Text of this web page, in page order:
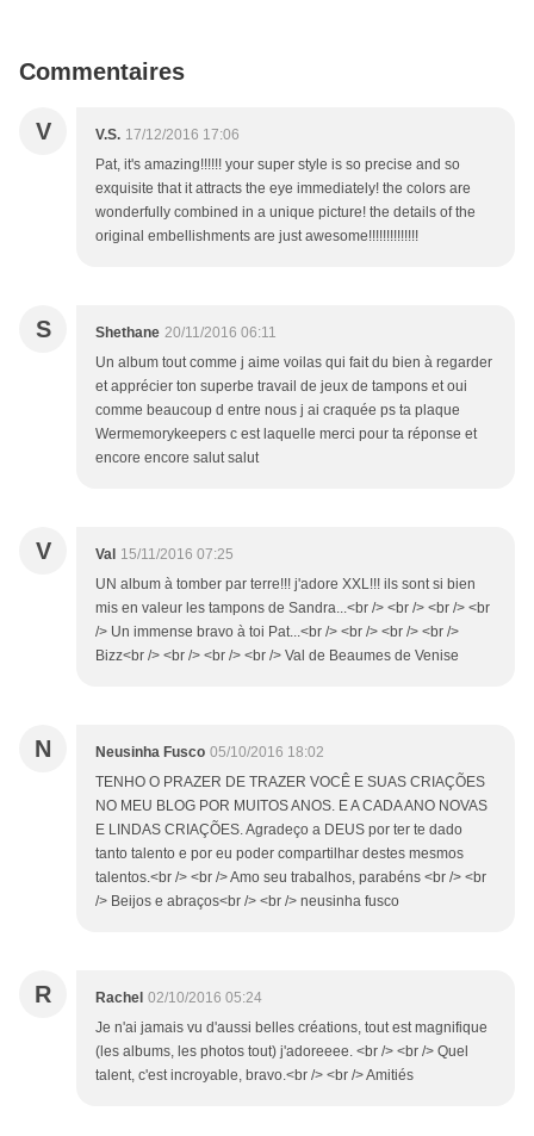
Commentaires
V V.S. 17/12/2016 17:06
Pat, it's amazing!!!!!! your super style is so precise and so
exquisite that it attracts the eye immediately! the colors are
wonderfully combined in a unique picture! the details of the
original embellishments are just awesome!!!!!!!!!!!!!!
S Shethane 20/11/2016 06:11
Un album tout comme j aime voilas qui fait du bien à regarder
et apprécier ton superbe travail de jeux de tampons et oui
comme beaucoup d entre nous j ai craquée ps ta plaque
Wermemorykeepers c est laquelle merci pour ta réponse et
encore encore salut salut
V Val 15/11/2016 07:25
UN album à tomber par terre!!! j'adore XXL!!! ils sont si bien
mis en valeur les tampons de Sandra...<br /> <br /> <br /> <br
/> Un immense bravo à toi Pat...<br /> <br /> <br /> <br />
Bizz<br /> <br /> <br /> <br /> Val de Beaumes de Venise
N Neusinha Fusco 05/10/2016 18:02
TENHO O PRAZER DE TRAZER VOCÊ E SUAS CRIAÇÕES
NO MEU BLOG POR MUITOS ANOS. E A CADA ANO NOVAS
E LINDAS CRIAÇÕES. Agradeço a DEUS por ter te dado
tanto talento e por eu poder compartilhar destes mesmos
talentos.<br /> <br /> Amo seu trabalhos, parabéns <br /> <br
/> Beijos e abraços<br /> <br /> neusinha fusco
R Rachel 02/10/2016 05:24
Je n'ai jamais vu d'aussi belles créations, tout est magnifique
(les albums, les photos tout) j'adoreeee. <br /> <br /> Quel
talent, c'est incroyable, bravo.<br /> <br /> Amitiés